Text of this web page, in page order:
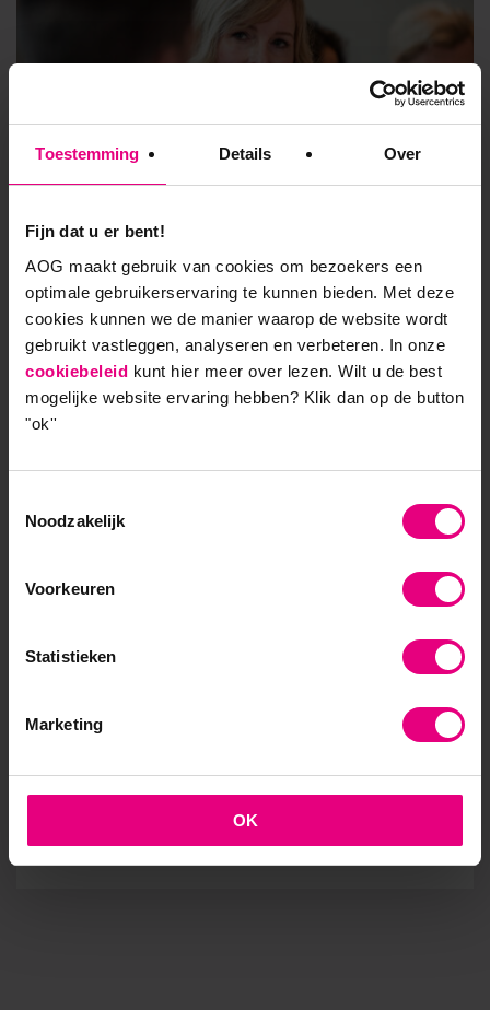
Toestemming Details Over
Fijn dat u er bent!
AOG maakt gebruik van cookies om bezoekers een
optimale gebruikerservaring te kunnen bieden. Met deze
cookies kunnen we de manier waarop de website wordt
gebruikt vastleggen, analyseren en verbeteren. In onze
cookiebeleid kunt hier meer over lezen. Wilt u de best
mogelijke website ervaring hebben? Klik dan op de button
"ok''
Noodzakelijk
Voorkeuren
Statistieken
Marketing
OK
10 redenen om te blijven
ontwikkelen
Strategie en Bestuur
Download E-book
Leiderschapsontwikkeling
Download E-book